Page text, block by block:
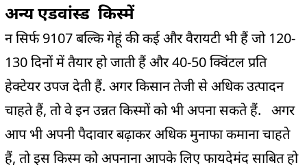
अन्य एडवांस्‍ड किस्में
न सिर्फ 9107 बल्कि गेहूं की कई और वैरायटी भी हैं जो 120-
130 दिनों में तैयार हो जाती हैं और 40-50 क्विंटल प्रति
हेक्टेयर उपज देती हैं. अगर किसान तेजी से अधिक उत्पादन
चाहते हैं, तो वे इन उन्नत किस्मों को भी अपना सकते हैं. अगर
आप भी अपनी पैदावार बढ़ाकर अधिक मुनाफा कमाना चाहते
हैं, तो इस किस्म को अपनाना आपके लिए फायदेमंद साबित हो